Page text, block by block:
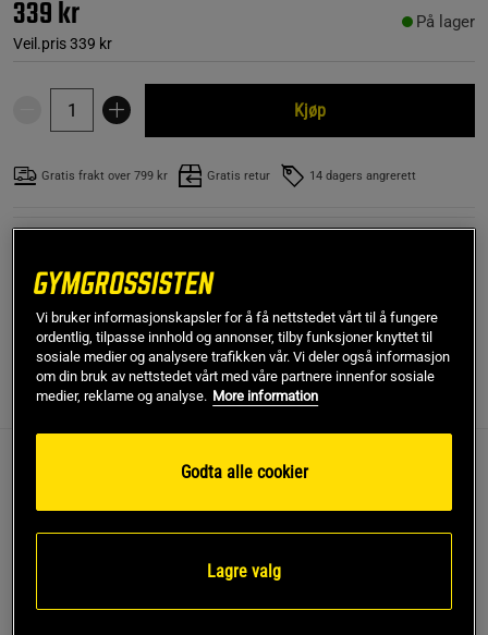
339 kr
Veil.pris339 kr
På lager
Kjøp
Gratis frakt over 799 kr Gratis retur 14 dagers angrerett
SKU #59180| EAN018713591807
Bli sterkere og mer fleksibel med det anbefalte terapiredskapet:
resistensbånd!
Les mer
Informasjon Anmeldelser(1)
Bli sterkere og mer fleksibel med det anbefalte
terapiredskapet: resistensbånd!
ryggmuskulaturen, forbedre holdningen og styrk
kjernemuskulaturen med denne alt-i-ett pakken med
Vi bruker informasjonskapsler for å få nettstedet vårt til å fungere
ordentlig, tilpasse innhold og annonser, tilby funksjoner knyttet til
sosiale medier og analysere trafikken vår. Vi deler også informasjon
om din bruk av nettstedet vårt med våre partnere innenfor sosiale
medier, reklame og analyse. More information
Godta alle cookier
Lagre valg